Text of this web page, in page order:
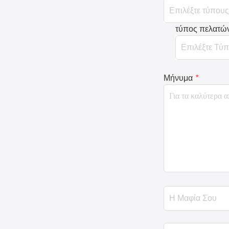
τύπος
Μήνυμα *